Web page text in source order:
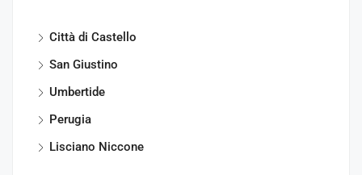
Città di Castello
San Giustino
Umbertide
Perugia
Lisciano Niccone